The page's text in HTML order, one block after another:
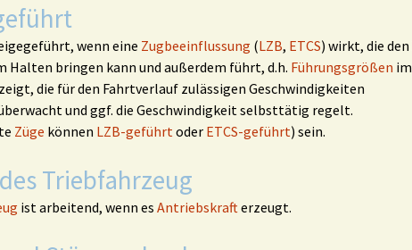
wenn eine Zugbeeinflussung (LZB, ETCS) wirkt, die den
Halten bringen kann und außerdem führt, d.h. Führungsgrößen im
die für den Fahrtverlauf zulässigen Geschwindigkeiten
und ggf. die Geschwindigkeit selbsttätig regelt.
Züge können LZB-geführtoder ETCS-geführt) sein.
Triebfahrzeug
ist arbeitend, wenn es Antriebskrafterzeugt.